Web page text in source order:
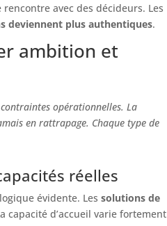
rencontre avec des décideurs. Les
deviennent plus authentiques.
ambition et
opérationnelles. La
en rattrapage. Chaque type de
réelles
évidente. Les solutions de
capacité d’accueil varie fortement